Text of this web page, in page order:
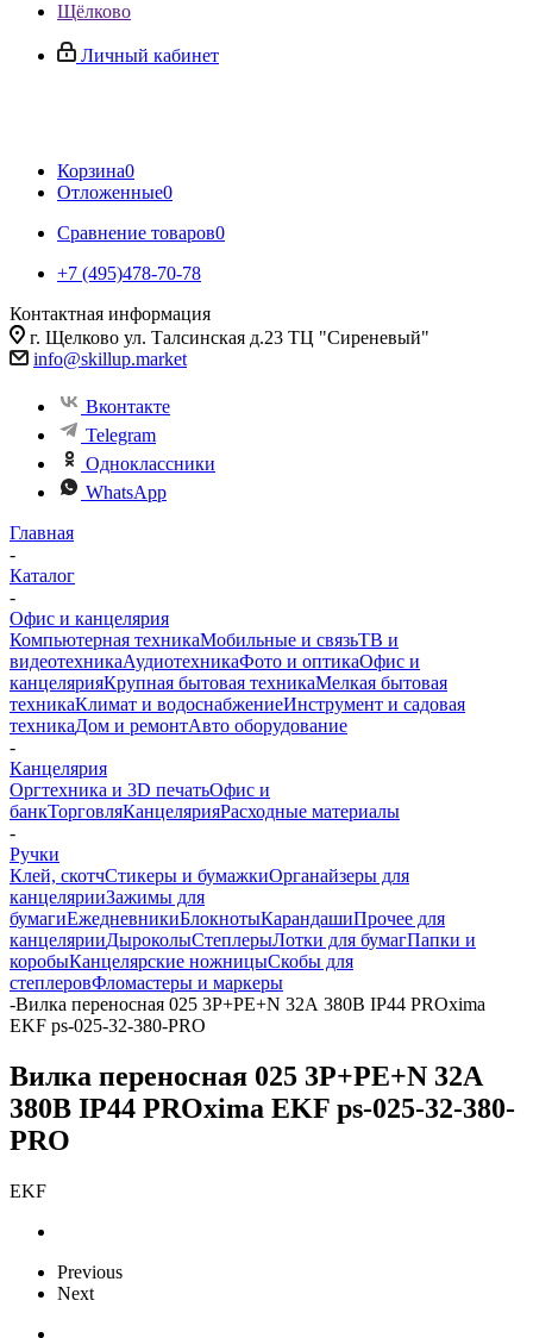
Щёлково
Личный кабинет
Корзина0
Отложенные0
Сравнение товаров0
+7 (495)478-70-78
Контактная информация
г. Щелково ул. Талсинская д.23 ТЦ "Сиреневый"
info@skillup.market
Вконтакте
Telegram
Одноклассники
WhatsApp
Главная
-
Каталог
-
Офис и канцелярия
Компьютерная техникаМобильные и связьТВ и
видеотехникаАудиотехникаФото и оптикаОфис и
канцелярияКрупная бытовая техникаМелкая бытовая
техникаКлимат и водоснабжениеИнструмент и садовая
техникаДом и ремонтАвто оборудование
-
Канцелярия
Оргтехника и 3D печатьОфис и
банкТорговляКанцелярияРасходные материалы
-
Ручки
Клей, скотчСтикеры и бумажкиОрганайзеры для
канцелярииЗажимы для
бумагиЕжедневникиБлокнотыКарандашиПрочее для
канцелярииДыроколыСтеплерыЛотки для бумагПапки и
коробыКанцелярские ножницыСкобы для
степлеровФломастеры и маркеры
-Вилка переносная 025 3Р+РЕ+N 32А 380В IP44 PROxima
EKF ps-025-32-380-PRO
Вилка переносная 025 3Р+РЕ+N 32А
380В IP44 PROxima EKF ps-025-32-380-
PRO
EKF
Previous
Next